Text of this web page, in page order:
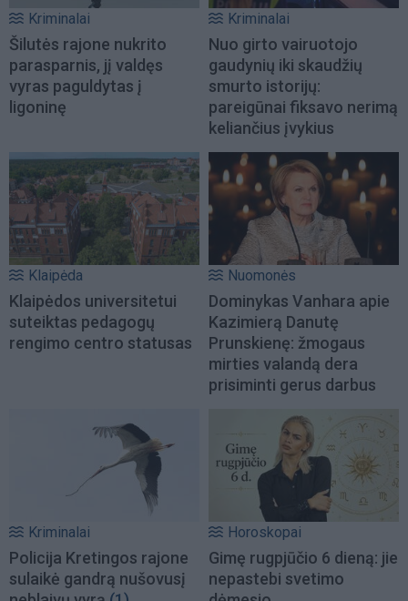
Kriminalai
Šilutės rajone nukrito
parasparnis, jį valdęs
vyras paguldytas į
ligoninę
Kriminalai
Nuo girto vairuotojo
gaudynių iki skaudžių
smurto istorijų:
pareigūnai fiksavo nerimą
keliančius įvykius
Klaipėda
Klaipėdos universitetui
suteiktas pedagogų
rengimo centro statusas
Nuomonės
Dominykas Vanhara apie
Kazimierą Danutę
Prunskienę: žmogaus
mirties valandą dera
prisiminti gerus darbus
Kriminalai
Policija Kretingos rajone
sulaikė gandrą nušovusį
Horoskopai
Gimę rugpjūčio 6 dieną: jie
nepastebi svetimo